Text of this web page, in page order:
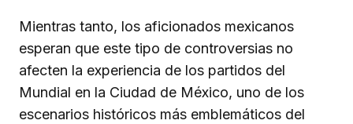
Mientras tanto, los aficionados mexicanos
esperan que este tipo de controversias no
afecten la experiencia de los partidos del
Mundial en la Ciudad de México, uno de los
escenarios históricos más emblemáticos del